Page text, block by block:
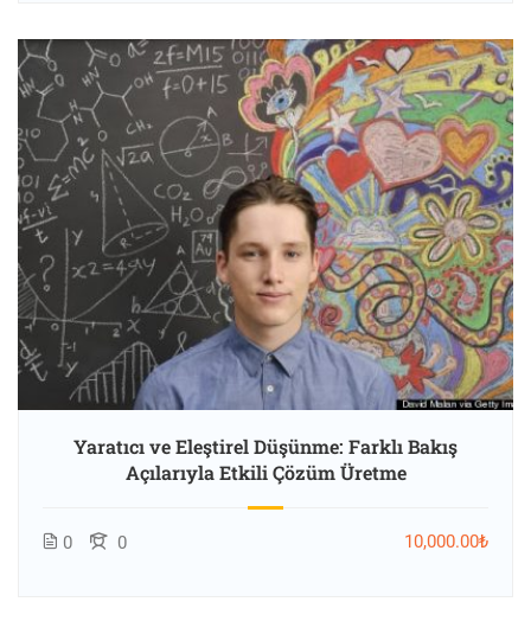
Yaratıcı ve Eleştirel Düşünme: Farklı Bakış
Açılarıyla Etkili Çözüm Üretme
0 0 10,000.00₺